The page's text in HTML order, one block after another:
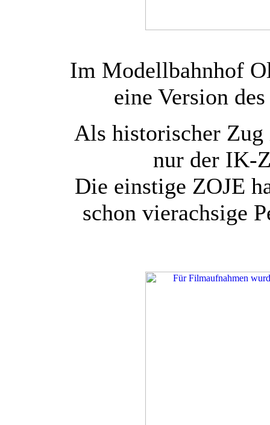
Im Modellbahnhof
eine Version
Als historischer
nur der IK-
Die einstige ZOJE
schon vierachsige